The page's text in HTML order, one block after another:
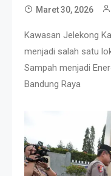
Maret 30, 2026
Kawasan Jelekong
menjadi salah satu
Sampah menjadi
Bandung Raya